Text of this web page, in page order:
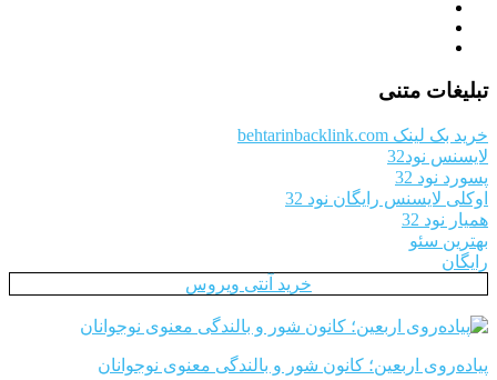
تبلیغات متنی
خرید بک لینک behtarinbacklink.com
لایسنس نود32
پسورد نود 32
اوکلی لایسنس رایگان نود 32
همیار نود 32
بهترین سئو
رایگان
خرید آنتی ویروس
پیاده‌روی اربعین؛ کانون شور و بالندگی معنوی نوجوانان